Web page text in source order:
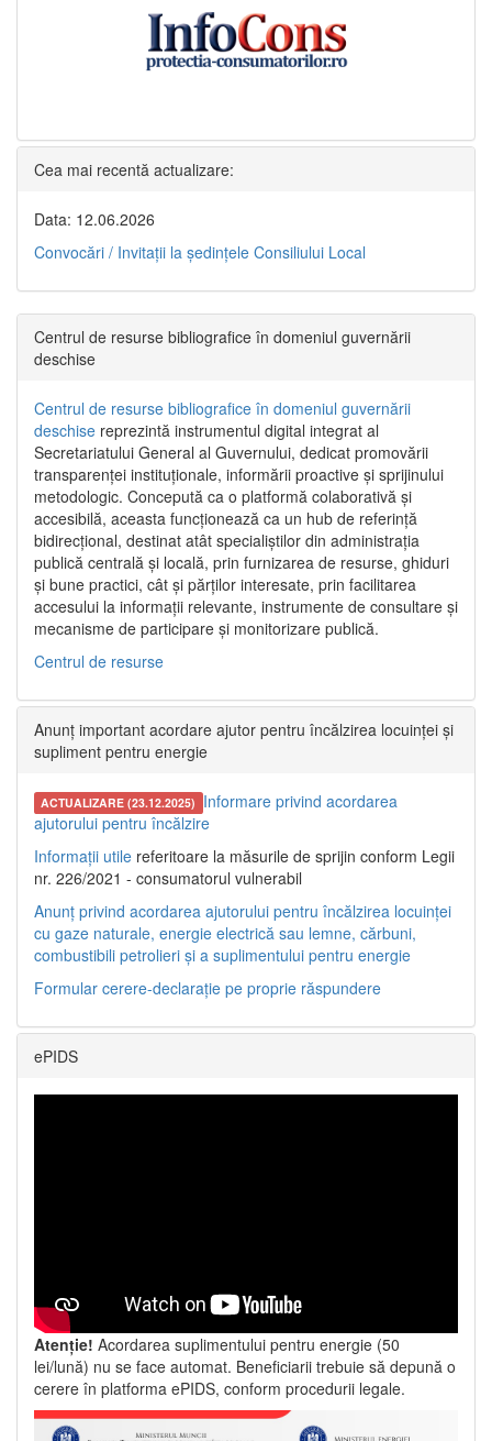
Cea mai recentă actualizare:
Data: 12.06.2026
Convocări / Invitaţii la şedinţele Consiliului Local
Centrul de resurse bibliografice în domeniul guvernării
deschise
Centrul de resurse bibliografice în domeniul guvernării
deschise reprezintă instrumentul digital integrat al
Secretariatului General al Guvernului, dedicat promovării
transparenței instituționale, informării proactive și sprijinului
metodologic. Concepută ca o platformă colaborativă și
accesibilă, aceasta funcționează ca un hub de referință
bidirecțional, destinat atât specialiștilor din administrația
publică centrală și locală, prin furnizarea de resurse, ghiduri
și bune practici, cât și părților interesate, prin facilitarea
accesului la informații relevante, instrumente de consultare și
mecanisme de participare și monitorizare publică.
Centrul de resurse
Anunț important acordare ajutor pentru încălzirea locuinței și
supliment pentru energie
ACTUALIZARE (23.12.2025) Informare privind acordarea
ajutorului pentru încălzire
Informații utile referitoare la măsurile de sprijin conform Legii
nr. 226/2021 - consumatorul vulnerabil
Anunț privind acordarea ajutorului pentru încălzirea locuinței
cu gaze naturale, energie electrică sau lemne, cărbuni,
combustibili petrolieri și a suplimentului pentru energie
Formular cerere-declarație pe proprie răspundere
ePIDS
Atenție! Acordarea suplimentului pentru energie (50
lei/lună) nu se face automat. Beneficiarii trebuie să depună o
cerere în platforma ePIDS, conform procedurii legale.